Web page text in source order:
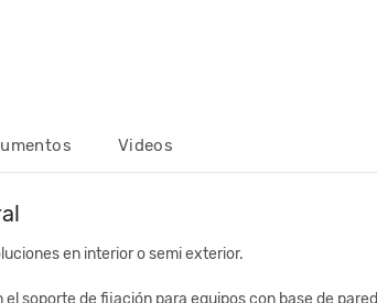
Videos
en interior o semi exterior.